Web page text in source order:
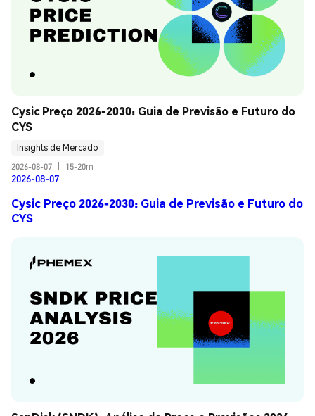
Cysic Preço 2026-2030: Guia de Previsão e Futuro do
CYS
Insights de Mercado
2026-08-07
15-20m
2026-08-07
Cysic Preço 2026-2030: Guia de Previsão e Futuro do
CYS